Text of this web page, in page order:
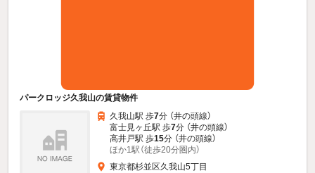
パークロッジ久我山の賃貸物件
久我山駅 歩7分 （井の頭線）
富士見ヶ丘駅 歩7分 （井の頭線）
高井戸駅 歩15分 （井の頭線）
ほか1駅（徒歩20分圏内）
東京都杉並区久我山5丁目